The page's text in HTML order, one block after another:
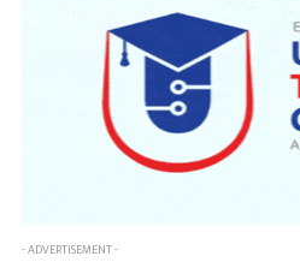
- ADVERTISEMENT -